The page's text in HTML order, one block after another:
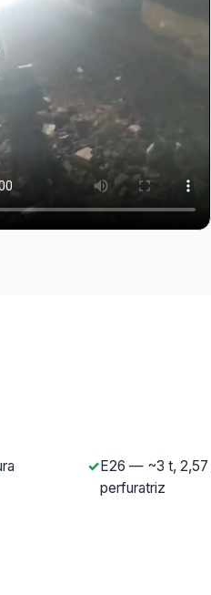
E26 — ~3 t, 2,57
perfuratriz